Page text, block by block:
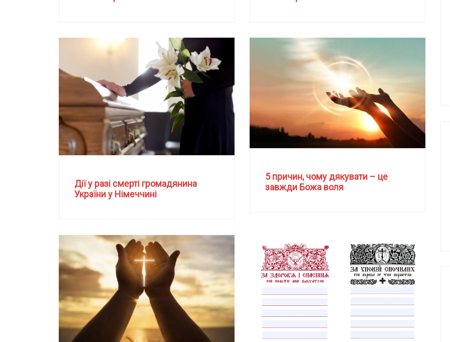
Дії у разі смерті громадянина
України у Німеччині
5 причин, чому дякувати – це
завжди Божа воля